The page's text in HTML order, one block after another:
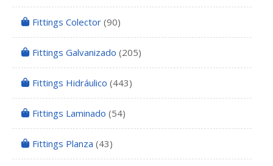
Fittings Colector (90)
Fittings Galvanizado (205)
Fittings Hidráulico (443)
Fittings Laminado (54)
Fittings Planza (43)